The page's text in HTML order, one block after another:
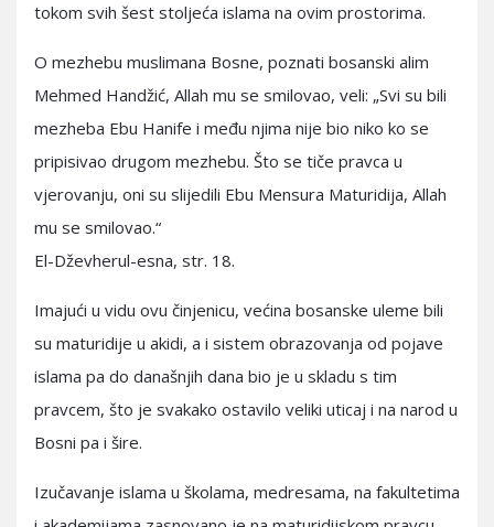
tokom svih šest stoljeća islama na ovim prostorima.
O mezhebu muslimana Bosne, poznati bosanski alim
Mehmed Handžić, Allah mu se smilovao, veli: „Svi su bili
mezheba Ebu Hanife i među njima nije bio niko ko se
pripisivao drugom mezhebu. Što se tiče pravca u
vjerovanju, oni su slijedili Ebu Mensura Maturidija, Allah
mu se smilovao.“
El-Dževherul-esna, str. 18.
Imajući u vidu ovu činjenicu, većina bosanske uleme bili
su maturidije u akidi, a i sistem obrazovanja od pojave
islama pa do današnjih dana bio je u skladu s tim
pravcem, što je svakako ostavilo veliki uticaj i na narod u
Bosni pa i šire.
Izučavanje islama u školama, medresama, na fakultetima